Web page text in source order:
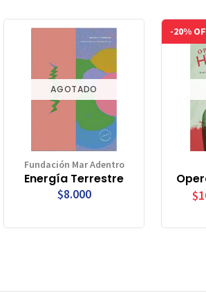
AGOTADO
Fundación Mar Adentro
Energía Terrestre
$8.000
-20%